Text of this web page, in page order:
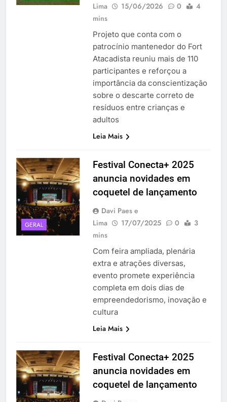
Lima
15/06/2026 0
4
mins
Projeto que conta com o
patrocínio mantenedor do Fort
Atacadista reuniu mais de 110
participantes e reforçou a
importância da conscientização
sobre o descarte correto de
resíduos entre crianças e
adultos
Leia Mais
GERAL
Festival Conecta+ 2025
anuncia novidades em
coquetel de lançamento
Davi Paes e
Lima
17/07/2025 0
3
mins
Com feira ampliada, plenária
extra e atrações diversas,
evento promete experiência
completa em dois dias de
empreendedorismo, inovação e
cultura
Leia Mais
Festival Conecta+ 2025
anuncia novidades em
coquetel de lançamento